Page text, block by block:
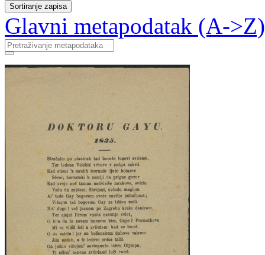
Sortiranje zapisa
Glavni metapodatak (A->Z)